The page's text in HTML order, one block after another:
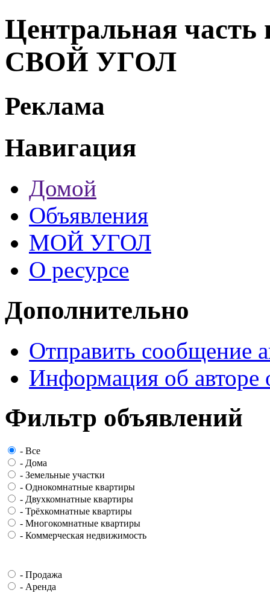
Центральная часть
СВОЙ УГОЛ
Реклама
Навигация
Домой
Объявления
МОЙ УГОЛ
О ресурсе
Дополнительно
Отправить сообщение
Информация об авторе
Фильтр объявлений
- Все
- Дома
- Земельные участки
- Однокомнатные квартиры
- Двухкомнатные квартиры
- Трёхкомнатные квартиры
- Многокомнатные квартиры
- Коммерческая недвижимость
- Продажа
- Аренда